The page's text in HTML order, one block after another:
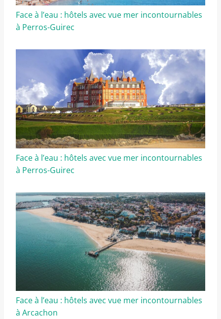
Face à l’eau : hôtels avec vue mer incontournables
à Perros-Guirec
Face à l’eau : hôtels avec vue mer incontournables
à Perros-Guirec
Face à l’eau : hôtels avec vue mer incontournables
à Arcachon